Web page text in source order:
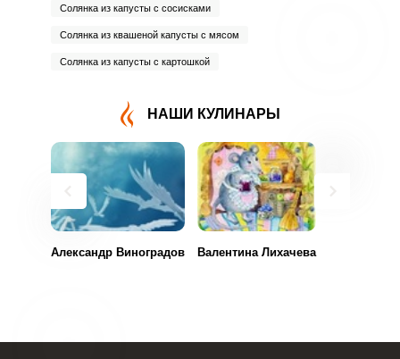
Солянка из капусты с сосисками
Солянка из квашеной капусты с мясом
Солянка из капусты с картошкой
НАШИ КУЛИНАРЫ
Александр Виноградов Валентина Лихачева